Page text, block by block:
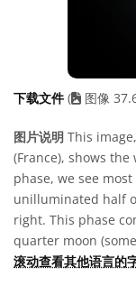
下载文件 ( 图像
图片说明 This
(France), shows
phase, we see
unilluminated half
right. This phase
quarter moon
滚动查看其他语言的